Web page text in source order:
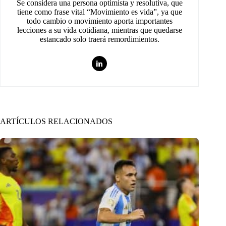
Se considera una persona optimista y resolutiva, que
tiene como frase vital “Movimiento es vida”, ya que
todo cambio o movimiento aporta importantes
lecciones a su vida cotidiana, mientras que quedarse
estancado solo traerá remordimientos.
ARTÍCULOS RELACIONADOS